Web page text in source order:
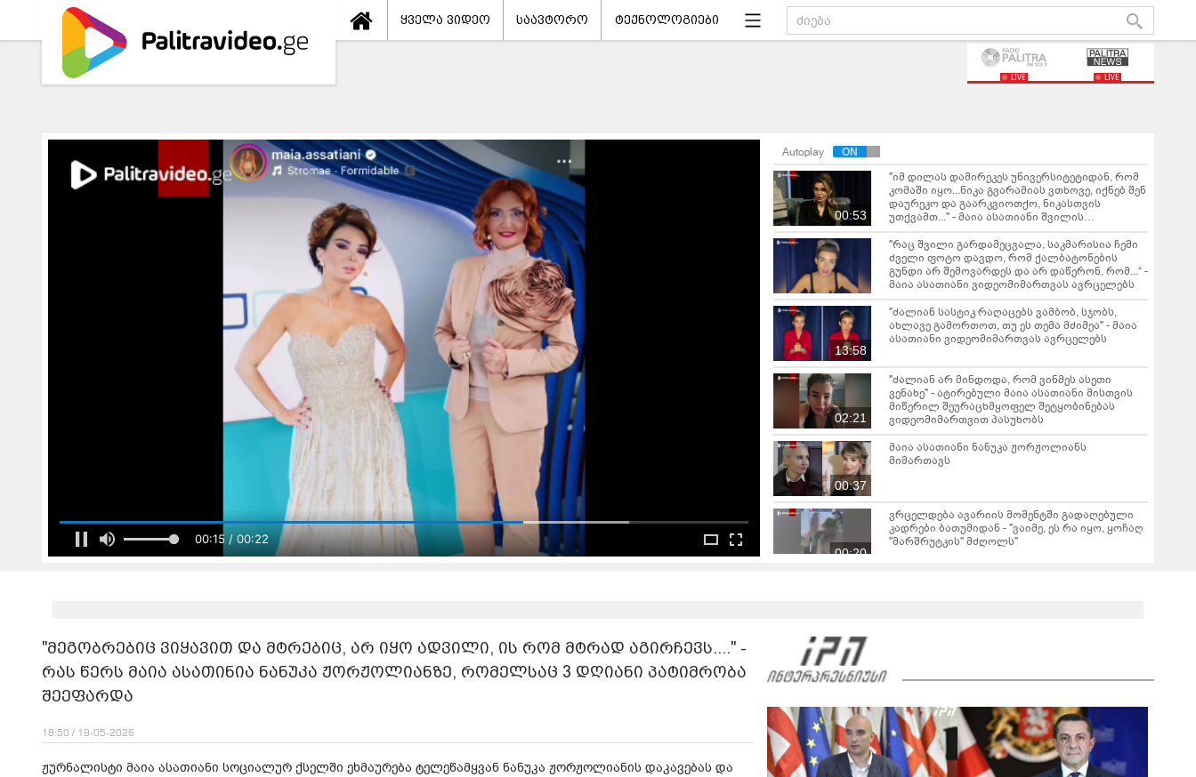
ყველა ვიდეო საავტორო ტექნოლოგიები
LIVE LIVE
00:17 / 00:22
Autoplay
00:53
"იმ დილას დამირეკეს უნივერსიტეტიდან, რომ
კომაში იყო...ნიკა გვარამიას ვთხოვე, იქნებ შენ
დაურეკო და გაარკვიოთქო, ნიკასთვის
უთქვამთ..." - მაია ასათიანი შვილის
გარდაცვალების ტრაგიკულ დღეს იხსენებს
"რაც შვილი გარდამეცვალა, საკმარისია ჩემი
ძველი ფოტო დავდო, რომ ქალბატონების
გუნდი არ შემოვარდეს და არ დაწერონ, რომ...“ -
მაია ასათიანი ვიდეომიმართვას ავრცელებს
13:58
"ძალიან სასტიკ რაღაცებს ვამბობ, სჯობს,
ახლავე გამორთოთ, თუ ეს თემა მძიმეა" - მაია
ასათიანი ვიდეომიმართვას ავრცელებს
02:21
"ძალიან არ მინდოდა, რომ ვინმეს ასეთი
ვენახე" - ატირებული მაია ასათიანი მისთვის
მიწერილ შეურაცხმყოფელ შეტყობინებას
ვიდეომიმართვით პასუხობს
00:37
მაია ასათიანი ნანუკა ჟორჟოლიანს
მიმართავს
00:20
ვრცელდება ავარიის მომენტში გადაღებული
კადრები ბათუმიდან - "ვაიმე, ეს რა იყო, ყოჩაღ
"მარშრუტკის" მძღოლს"
სოციალურ ქსელში სკანდალური კადრები
00:45
ფორმების რეალიზაცია პირველი კლასის
მოსწავლეებისთვის 1–14 სექტემბრის
პერიოდში, ხოლო მეორე და მესამე ეტაპებზე...
"მეგობრებიც ვიყავით და მტრებიც, არ იყო ადვილი, ის რომ მტრად აგირჩევს...." -
რას წერს მაია ასათინია ნანუკა ჟორჟოლიანზე, რომელსაც 3 დღიანი პატიმრობა
შეეფარდა
18:50 / 19-05-2026
ჟურნალისტი მაია ასათიანი სოციალურ ქსელში ეხმაურება ტელეწამყვან ნანუკა ჟორჟოლიანის დაკავებას და